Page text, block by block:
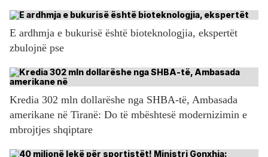
E ardhmja e bukurisë është bioteknologjia, ekspertët
zbulojnë pse
Kredia 302 mln dollarëshe nga SHBA-të, Ambasada
amerikane në Tiranë: Do të mbështesë modernizimin e
mbrojtjes shqiptare